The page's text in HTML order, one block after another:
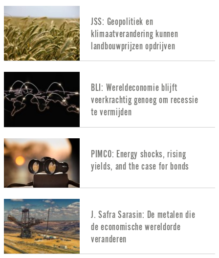
JSS: Geopolitiek en
klimaatverandering kunnen
landbouwprijzen opdrijven
BLI: Wereldeconomie blijft
veerkrachtig genoeg om recessie
te vermijden
PIMCO: Energy shocks, rising
yields, and the case for bonds
J. Safra Sarasin: De metalen die
de economische wereldorde
veranderen